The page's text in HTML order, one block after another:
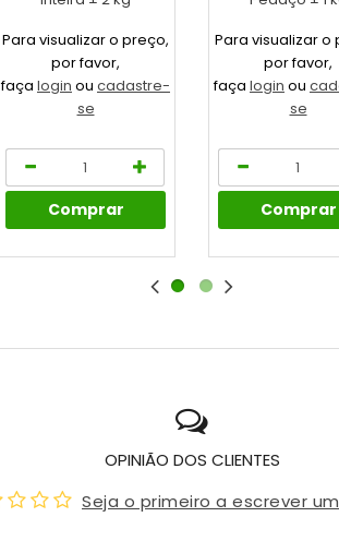
Para visualizar o preço,
por favor,
faça login ou cadastre-
se
Comprar
Para visualizar o
por favor,
faça login ou
se
Comprar
OPINIÃO DOS CLIENTES
Seja o primeiro a escrever